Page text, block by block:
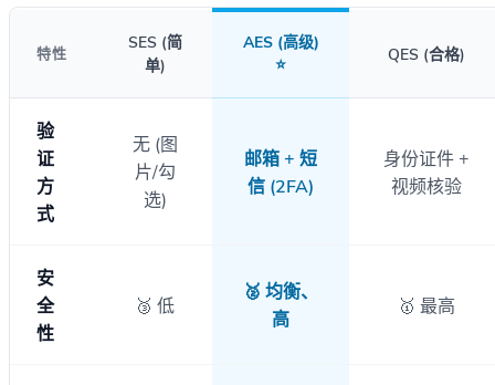
特性
SES (简
单)
AES (高级)
⭐
QES (合格)
验
证
方
式
无 (图
片/勾
选)
邮箱 + 短
信 (2FA)
身份证件 +
视频核验
安
全
性
🥉 低
🥈 均衡、
高
🥇 最高